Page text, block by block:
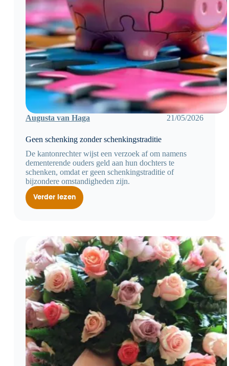
Augusta van Haga 21/05/2026
Geen schenking zonder schenkingstraditie
De kantonrechter wijst een verzoek af om namens
dementerende ouders geld aan hun dochters te
schenken, omdat er geen schenkingstraditie of
bijzondere omstandigheden zijn.
Verder lezen
Geen
schenking